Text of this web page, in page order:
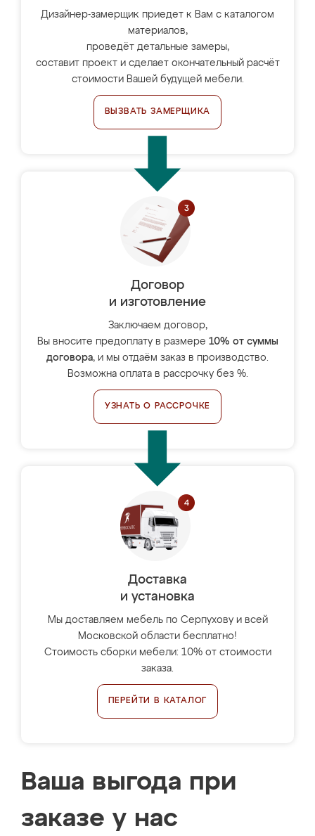
Дизайнер-замерщик приедет к Вам с каталогом
материалов,
проведёт детальные замеры,
составит проект и сделает окончательный расчёт
стоимости Вашей будущей мебели.
ВЫЗВАТЬ ЗАМЕРЩИКА
Договор
и изготовление
Заключаем договор,
Вы вносите предоплату в размере 10% от суммы
договора, и мы отдаём заказ в производство.
Возможна оплата в рассрочку без %.
УЗНАТЬ О РАССРОЧКЕ
Доставка
и установка
Мы доставляем мебель по Серпухову и всей
Московской области бесплатно!
Стоимость сборки мебели: 10% от стоимости
заказа.
ПЕРЕЙТИ В КАТАЛОГ
Ваша выгода при
заказе у нас